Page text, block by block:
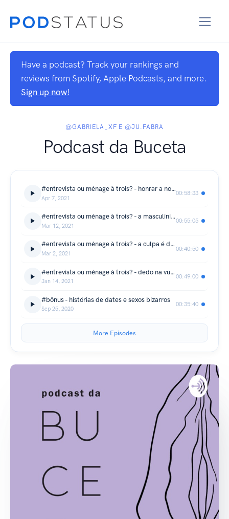
Have a podcast? Track your rankings and
reviews from Spotify, Apple Podcasts, and more.
Sign up now!
@GABRIELA_XF E @JU.FABRA
Podcast da Buceta
#entrevista ou ménage à trois? - honrar a nossa menstruação é um ato político
Apr 7, 2021
00:58:33
#entrevista ou ménage à trois? - a masculinidade precisa ser saudável
Mar 12, 2021
00:55:05
#entrevista ou ménage à trois? - a culpa é da minha vênus
Mar 2, 2021
00:40:50
#entrevista ou ménage à trois? - dedo na vulvas autônomas e gritaria
Jan 14, 2021
00:49:00
#bônus - histórias de dates e sexos bizarros
Sep 25, 2020
00:35:40
More Episodes